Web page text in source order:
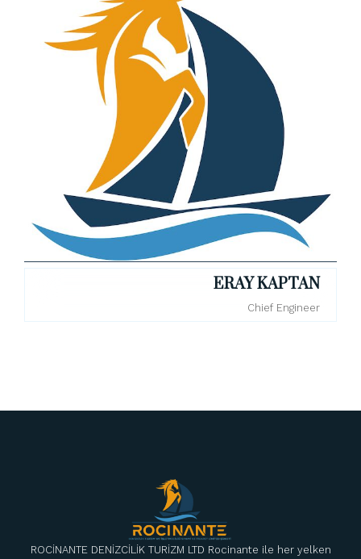
ERAY KAPTAN
Chief Engineer
ROCİNANTE DENİZCİLİK TURİZM LTD Rocinante ile her yelken